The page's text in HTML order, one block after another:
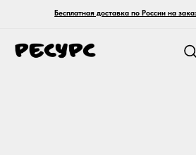
Бесплатная доставка по России на заказы от любой суммы